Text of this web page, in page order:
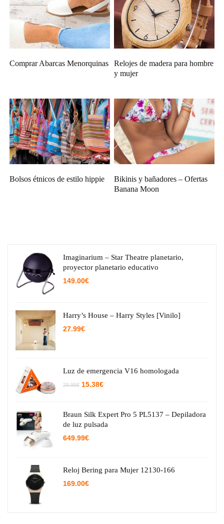
Comprar Abarcas Menorquinas
Relojes de madera para hombre
y mujer
Bolsos étnicos de estilo hippie
Bikinis y bañadores – Ofertas
Banana Moon
Imaginarium – Star Theatre planetario,
proyector planetario educativo
149.00€
Harry’s House – Harry Styles [Vinilo]
27.99€
Luz de emergencia V16 homologada
29.95€ El
29.95€.
15.38€El
15.38€.
Braun Silk Expert Pro 5 PL5137 – Depiladora
de luz pulsada
649.99€
Reloj Bering para Mujer 12130-166
169.00€